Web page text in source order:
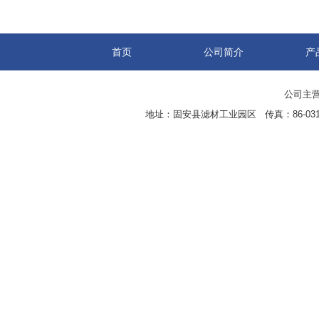
首页 公司简介 产
公司主
地址：固安县滤材工业园区 传真：86-